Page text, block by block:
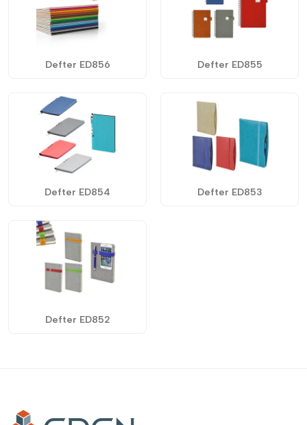
Defter ED856 Defter ED855
Defter ED854 Defter ED853
Defter ED852